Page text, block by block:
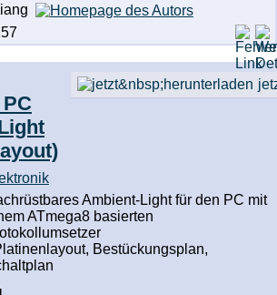
Ambient-Light für den PC mit
ATmega8 basierten
Bestückungsplan,